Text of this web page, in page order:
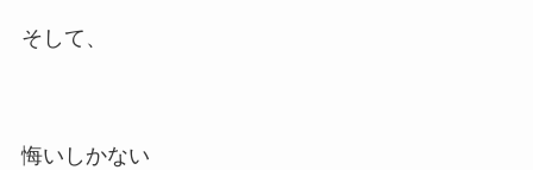
そして、
悔いしかない